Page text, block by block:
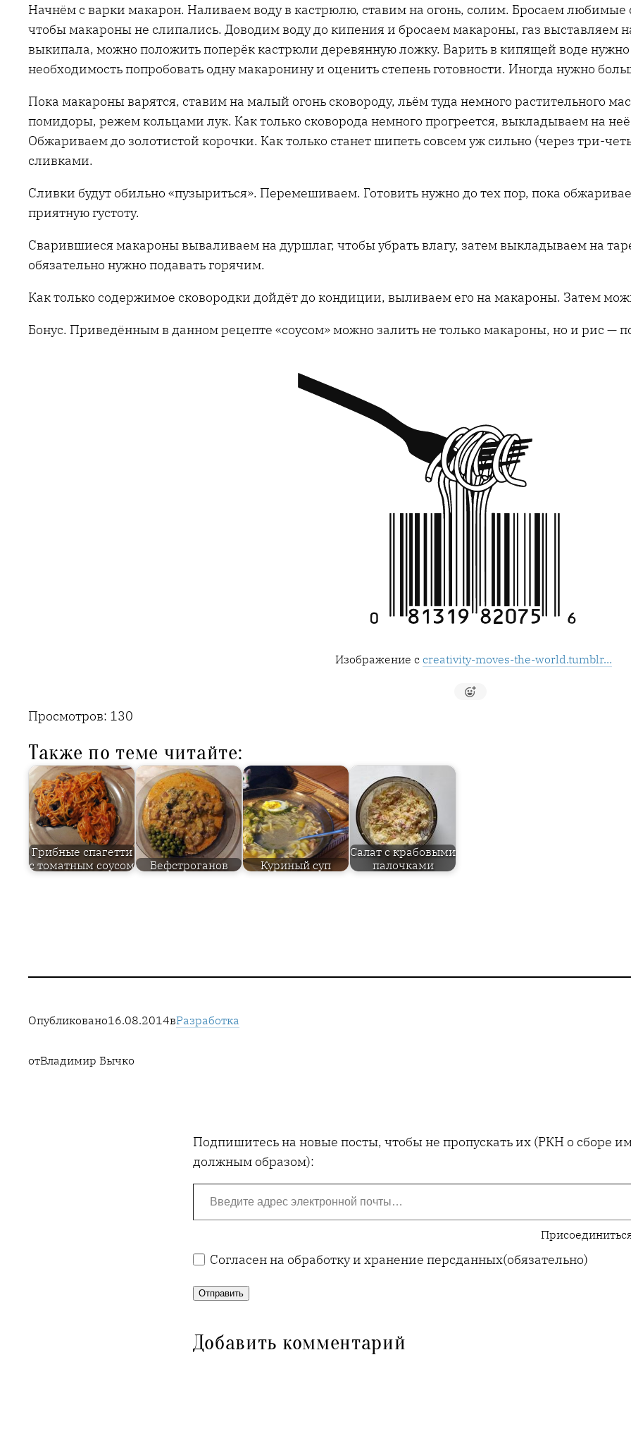
Начнём с варки макарон. Наливаем воду в кастрюлю, ставим на огонь, солим. Бросаем любимые
чтобы макароны не слипались. Доводим воду до кипения и бросаем макароны, газ выставляем
выкипала, можно положить поперёк кастрюли деревянную ложку. Варить в кипящей воде нужно
необходимость попробовать одну макаронину и оценить степень готовности. Иногда нужно
Пока макароны варятся, ставим на малый огонь сковороду, льём туда немного растительного
помидоры, режем кольцами лук. Как только сковорода немного прогреется, выкладываем на
Обжариваем до золотистой корочки. Как только станет шипеть совсем уж сильно (через три-
сливками.
Сливки будут обильно «пузыриться». Перемешиваем. Готовить нужно до тех пор, пока
приятную густоту.
Сварившиеся макароны вываливаем на дуршлаг, чтобы убрать влагу, затем выкладываем на
обязательно нужно подавать горячим.
Как только содержимое сковородки дойдёт до кондиции, выливаем его на макароны. Затем
Бонус. Приведённым в данном рецепте «соусом» можно залить не только макароны, но и рис —
Изображение с creativity-moves-the-world.tumblr…
Просмотров: 130
Также по теме читайте:
Грибные спагетти
с томатным соусом
Бефстроганов Куриный суп
Салат с крабовыми
палочками
Опубликовано16.08.2014вРазработка
отВладимир Бычко
Подпишитесь на новые посты, чтобы не пропускать их (РКН о сборе
должным образом):
Введите адрес электронной почты…
Согласен на обработку и хранение персданных(обязательно)
Отправить
Добавить комментарий